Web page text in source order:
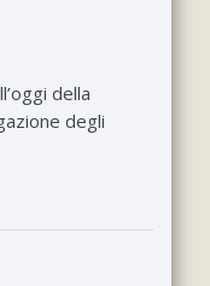
della
degli